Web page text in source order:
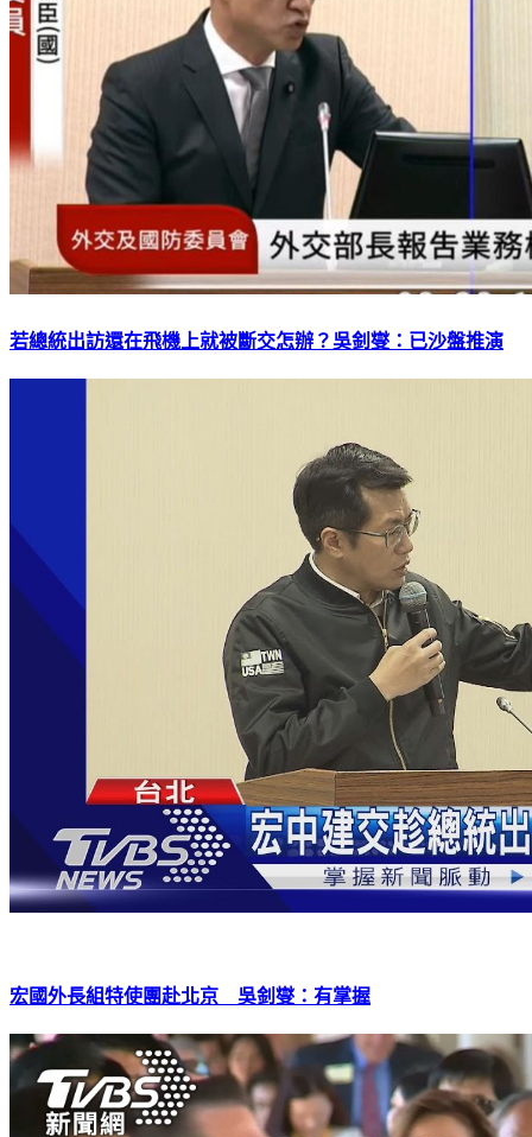
若總統出訪還在飛機上就被斷交怎辦？吳釗燮：已沙盤推演
宏國外長組特使團赴北京 吳釗燮：有掌握